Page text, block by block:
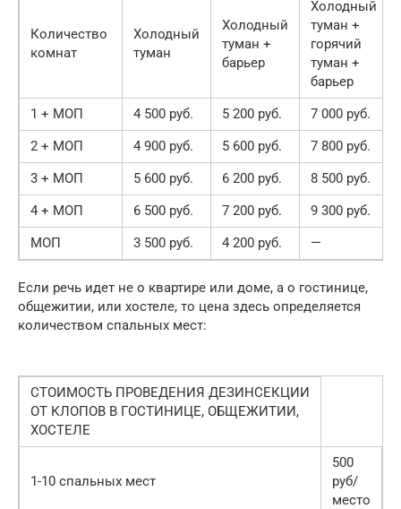
Количество
комнат
Холодный
туман
Холодный
туман +
барьер
Холодный
туман +
горячий
туман +
барьер
1 + МОП
4 500 руб. 5 200 руб.
7 000 руб.
2 + МОП
4 900 руб. 5 600 руб.
7 800 руб.
3 + МОП
5 600 руб. 6 200 руб.
8 500 руб.
4 + МОП
6 500 руб. 7 200 руб.
9 300 руб.
МОП
3 500 руб. 4 200 руб. —
Если речь идет не о квартире или доме, а о гостинице,
общежитии, или хостеле, то цена здесь определяется
количеством спальных мест:
СТОИМОСТЬ ПРОВЕДЕНИЯ ДЕЗИНСЕКЦИИ
ОТ КЛОПОВ В ГОСТИНИЦЕ, ОБЩЕЖИТИИ,
ХОСТЕЛЕ
1-10 спальных мест
500
руб/
место